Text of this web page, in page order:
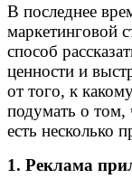
В последнее
маркетинговой
способ
ценности и
от того, к
подумать о том,
есть несколько
1. Реклама